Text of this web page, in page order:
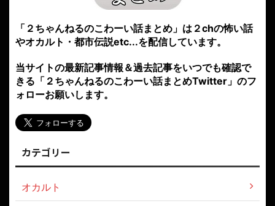
「２ちゃんねるのこわーい話まとめ」は２chの怖い話
やオカルト・都市伝説etc...を配信しています。
当サイトの最新記事情報＆過去記事をいつでも確認で
きる「２ちゃんねるのこわーい話まとめTwitter」のフ
ォローお願いします。
カテゴリー
オカルト